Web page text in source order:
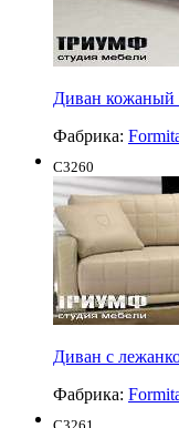
Диван кожаный
Фабрика:
C3260
Диван с
Фабрика:
C3261